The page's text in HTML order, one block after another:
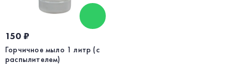
150 ₽
Горчичное мыло 1 литр (с
распылителем)